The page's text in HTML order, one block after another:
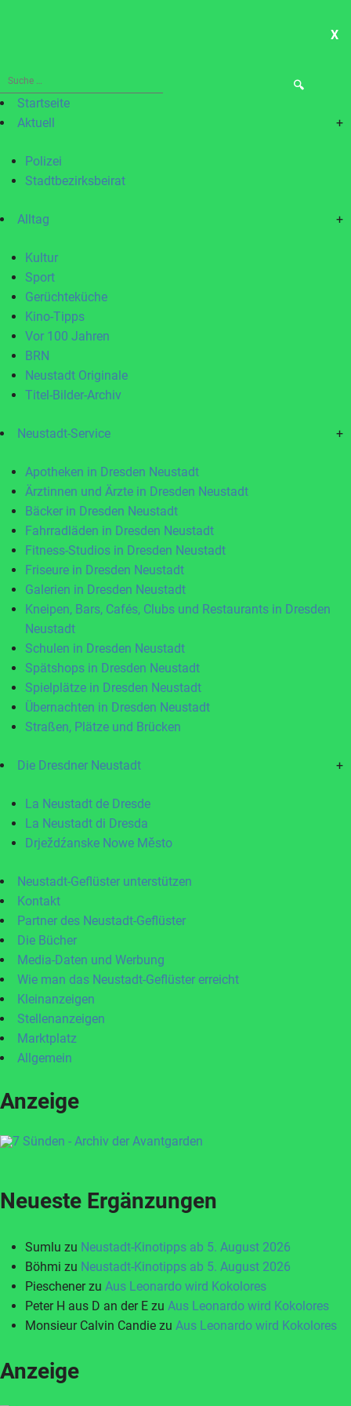
X
Suche
nach:Startseite
Aktuell
+
Polizei
Stadtbezirksbeirat
Alltag +
Kultur
Sport
Gerüchteküche
Kino-Tipps
Vor 100 Jahren
BRN
Neustadt Originale
Titel-Bilder-Archiv
Neustadt-Service +
Apotheken in Dresden Neustadt
Ärztinnen und Ärzte in Dresden Neustadt
Bäcker in Dresden Neustadt
Fahrradläden in Dresden Neustadt
Fitness-Studios in Dresden Neustadt
Friseure in Dresden Neustadt
Galerien in Dresden Neustadt
Kneipen, Bars, Cafés, Clubs und Restaurants in Dresden
Neustadt
Schulen in Dresden Neustadt
Spätshops in Dresden Neustadt
Spielplätze in Dresden Neustadt
Übernachten in Dresden Neustadt
Straßen, Plätze und Brücken
Die Dresdner Neustadt +
La Neustadt de Dresde
La Neustadt di Dresda
Drježdźanske Nowe Město
Neustadt-Geflüster unterstützen
Kontakt
Partner des Neustadt-Geflüster
Die Bücher
Media-Daten und Werbung
Wie man das Neustadt-Geflüster erreicht
Kleinanzeigen
Stellenanzeigen
Marktplatz
Allgemein
Anzeige
Neueste Ergänzungen
Sumlu zu Neustadt-Kinotipps ab 5. August 2026
Böhmi zu Neustadt-Kinotipps ab 5. August 2026
Pieschenerzu Aus Leonardo wird Kokolores
Peter H aus D an der E zu Aus Leonardo wird Kokolores
Monsieur Calvin Candie zu Aus Leonardo wird Kokolores
Anzeige